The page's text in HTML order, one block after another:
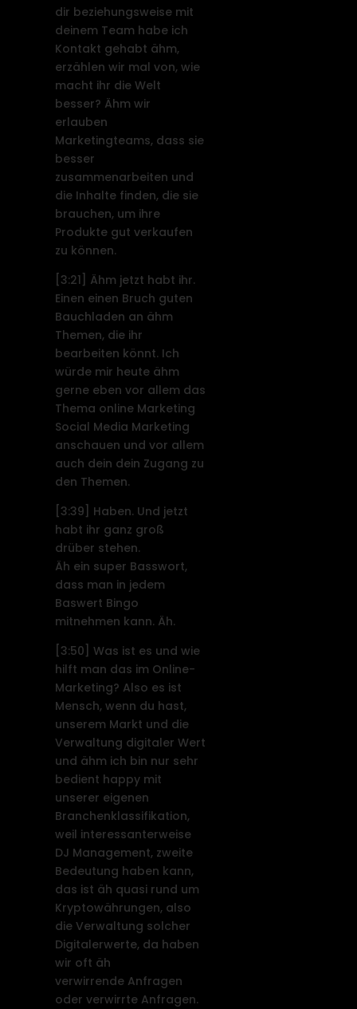
dir beziehungsweise mit
deinem Team habe ich
Kontakt gehabt ähm,
erzählen wir mal von, wie
macht ihr die Welt
besser? Ähm wir
erlauben
Marketingteams, dass sie
besser
zusammenarbeiten und
die Inhalte finden, die sie
brauchen, um ihre
Produkte gut verkaufen
zu können.
[3:21]
Ähm jetzt habt ihr.
Einen einen Bruch guten
Bauchladen an ähm
Themen, die ihr
bearbeiten könnt. Ich
würde mir heute ähm
gerne eben vor allem das
Thema online Marketing
Social Media Marketing
anschauen und vor allem
auch dein dein Zugang zu
den Themen.
[3:39]
Haben. Und jetzt
habt ihr ganz groß
drüber stehen.
Äh ein super Basswort,
dass man in jedem
Baswert Bingo
mitnehmen kann. Äh.
[3:50] Was ist es und wie
hilft man das im Online-
Marketing? Also es ist
Mensch, wenn du hast,
unserem Markt und die
Verwaltung digitaler Wert
und ähm ich bin nur sehr
bedient happy mit
unserer eigenen
Branchenklassifikation,
weil interessanterweise
DJ Management, zweite
Bedeutung haben kann,
das ist äh quasi rund um
Kryptowährungen, also
die Verwaltung solcher
Digitalerwerte, da haben
wir oft äh
verwirrende Anfragen
oder verwirrte Anfragen.